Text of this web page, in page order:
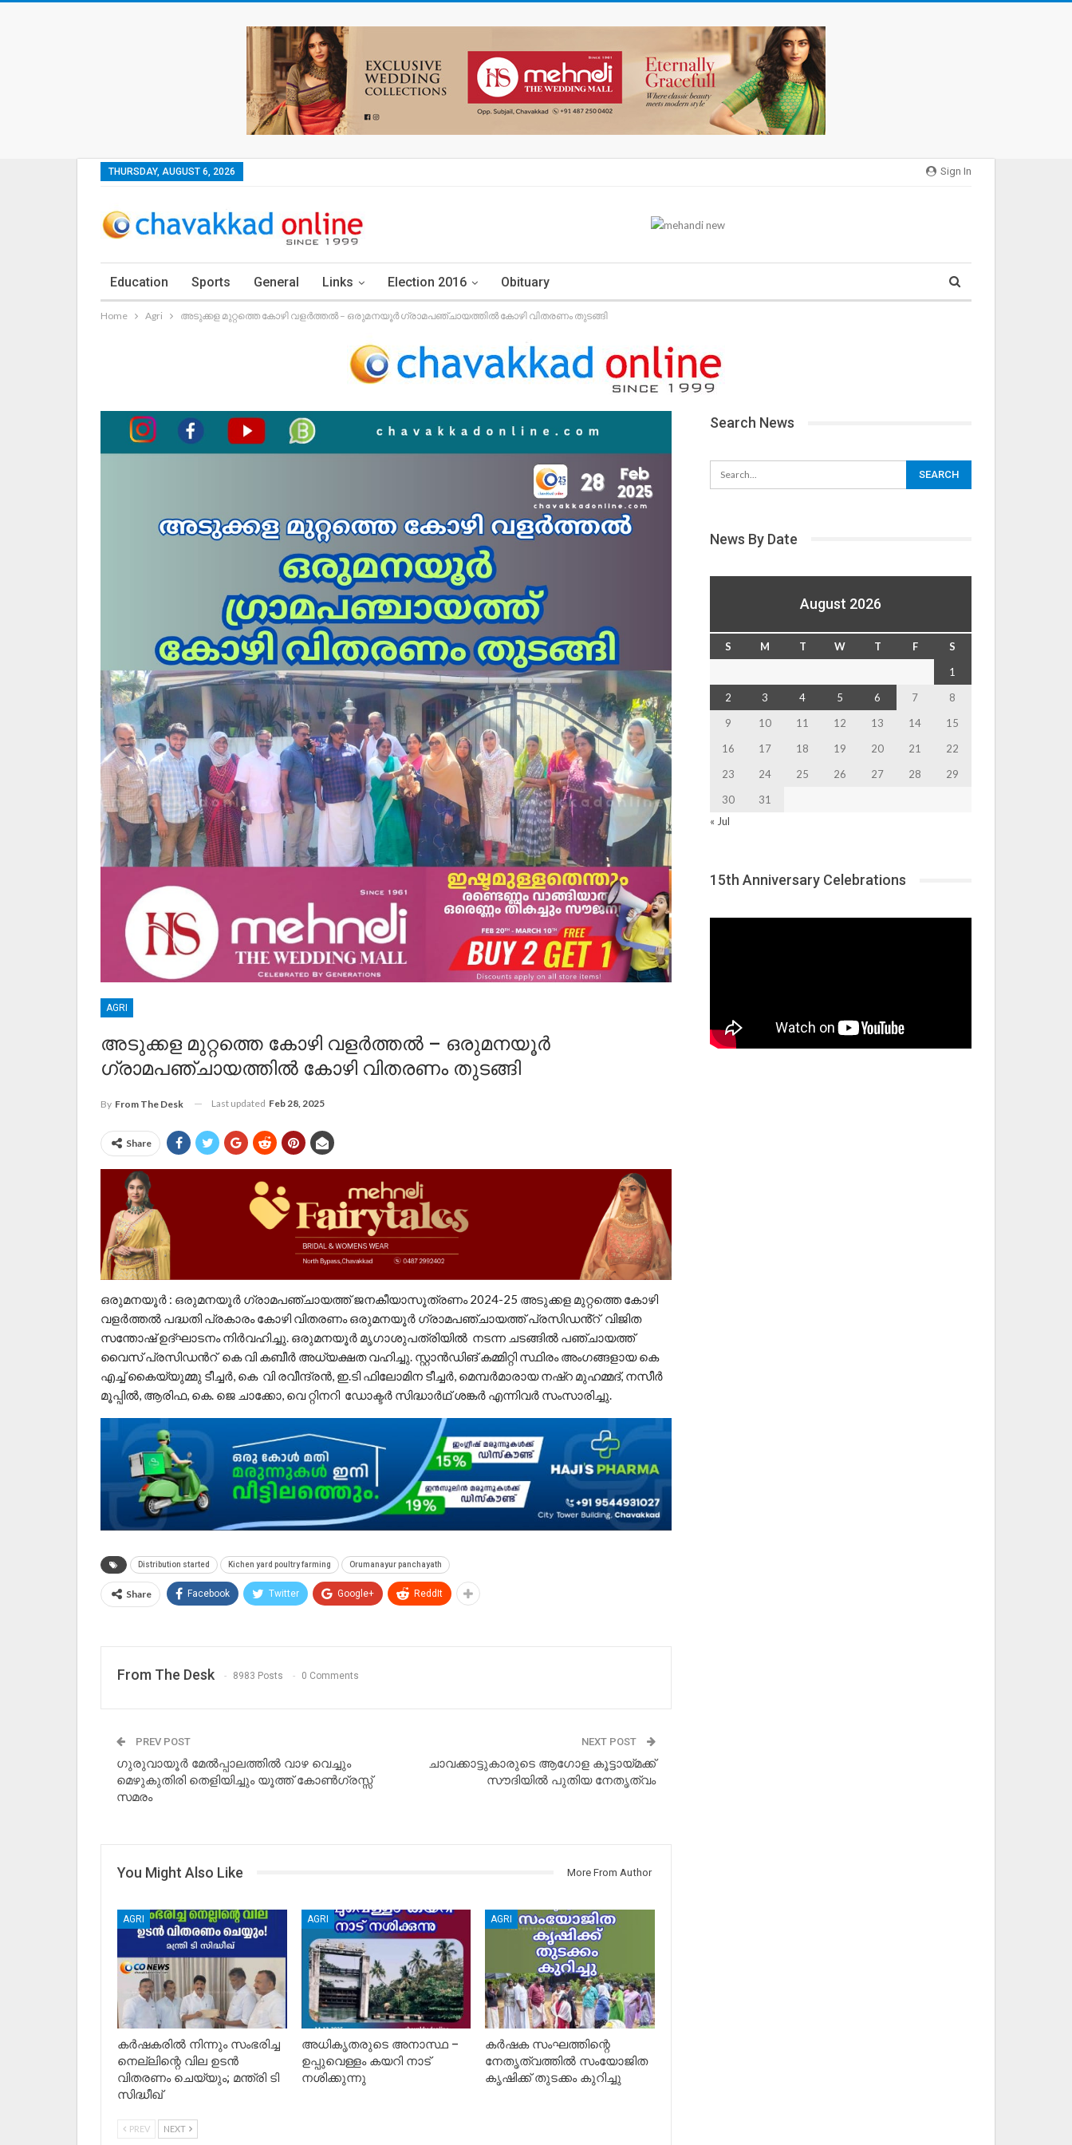
Sign In
THURSDAY, AUGUST 6, 2026
Education Sports General Links Election 2016 Obituary
Home Agri അടുക്കള മുറ്റത്തെ കോഴി വളർത്തൽ – ഒരുമനയൂർ ഗ്രാമപഞ്ചായത്തിൽ കോഴി വിതരണം തുടങ്ങി
AGRI
അടുക്കള മുറ്റത്തെ കോഴി വളർത്തൽ – ഒരുമനയൂർ
ഗ്രാമപഞ്ചായത്തിൽ കോഴി വിതരണം തുടങ്ങി
By From The Desk Last updated Feb 28, 2025
Share
ഒരുമനയൂർ : ഒരുമനയൂർ ഗ്രാമപഞ്ചായത്ത് ജനകീയാസൂത്രണം 2024-25 അടുക്കള മുറ്റത്തെ കോഴി
വളർത്തൽ പദ്ധതി പ്രകാരം കോഴി വിതരണം ഒരുമനയൂർ ഗ്രാമപഞ്ചായത്ത് പ്രസിഡൻ്റ് വിജിത
സന്തോഷ് ഉദ്ഘാടനം നിർവഹിച്ചു. ഒരുമനയൂർ മൃഗാശുപത്രിയിൽ നടന്ന ചടങ്ങിൽ പഞ്ചായത്ത്
വൈസ് പ്രസിഡൻറ് കെ വി കബീർ അധ്യക്ഷത വഹിച്ചു. സ്റ്റാൻഡിങ് കമ്മിറ്റി സ്ഥിരം അംഗങ്ങളായ കെ
എച്ച് കൈയ്യുമ്മു ടീച്ചർ, കെ വി രവീന്ദ്രൻ, ഇ.ടി ഫിലോമിന ടീച്ചർ, മെമ്പർമാരായ നഷ്‌റ മുഹമ്മദ്, നസീർ
മൂപ്പിൽ, ആരിഫ, കെ. ജെ ചാക്കോ, വെ റ്റിനറി ഡോക്ടർ സിദ്ധാർഥ് ശങ്കർ എന്നിവർ സംസാരിച്ചു.
Distribution started Kichen yard poultry farming Orumanayur panchayath
Share Facebook Twitter Google+ ReddIt
From The Desk 8983 Posts 0 Comments
PREV POST
ഗുരുവായൂർ മേൽപ്പാലത്തിൽ വാഴ വെച്ചും
മെഴുകുതിരി തെളിയിച്ചും യൂത്ത് കോൺഗ്രസ്സ്
സമരം
NEXT POST
ചാവക്കാട്ടുകാരുടെ ആഗോള കൂട്ടായ്മക്ക്
സൗദിയിൽ പുതിയ നേതൃത്വം
You Might Also Like More From Author
AGRI
കർഷകരിൽ നിന്നും സംഭരിച്ച
നെല്ലിന്റെ വില ഉടൻ
വിതരണം ചെയ്യും; മന്ത്രി ടി
സിദ്ധീഖ്‌
AGRI
അധികൃതരുടെ അനാസ്ഥ –
ഉപ്പുവെള്ളം കയറി നാട്
നശിക്കുന്നു
AGRI
കർഷക സംഘത്തിന്റെ
നേതൃത്വത്തിൽ സംയോജിത
കൃഷിക്ക് തുടക്കം കുറിച്ചു
PREV NEXT
Search News
News By Date
August 2026
S M T W T F
S
1
2
3 4 5 6 7
8
9
10 11 12 13 14
15
16
17 18 19 20 21
22
23
24 25 26 27 28
29
30
31
« Jul
15th Anniversary Celebrations